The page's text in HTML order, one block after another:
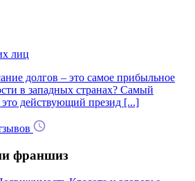
лиц
долгов – это самое прибыльное
в западных странах? Самый
действующий презид [...]
франшиз